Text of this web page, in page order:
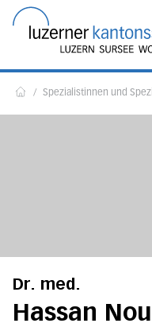
/ Spezialistinnen und
Dr. med.
Hassan